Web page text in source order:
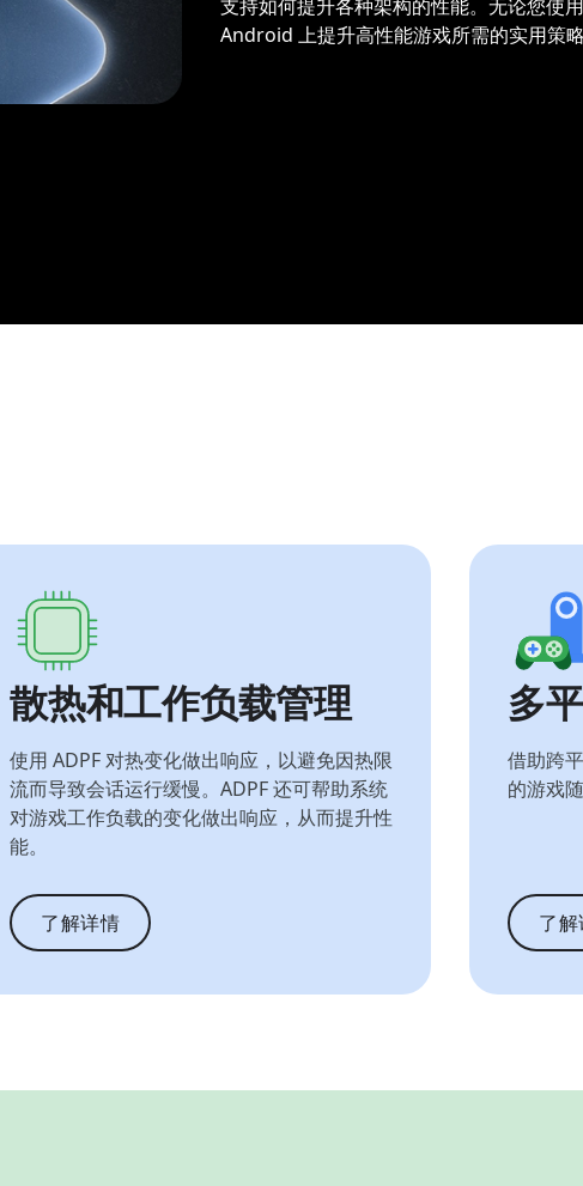
支持如何提升各种架构的性能。无论您使
Android 上提升高性能游戏所需的实用策略
散热和工作负载管理
使用 ADPF 对热变化做出响应，以避免因热限
流而导致会话运行缓慢。ADPF 还可帮助系统
对游戏工作负载的变化做出响应，从而提升性
能。
了解详情
多
借助跨
的游戏
了